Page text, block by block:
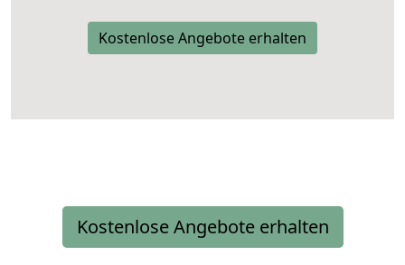
Kostenlose Angebote erhalten
Kostenlose Angebote erhalten